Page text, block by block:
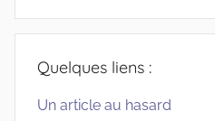
Quelques liens :
Un article au hasard